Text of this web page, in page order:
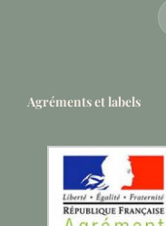
Agréments et labels